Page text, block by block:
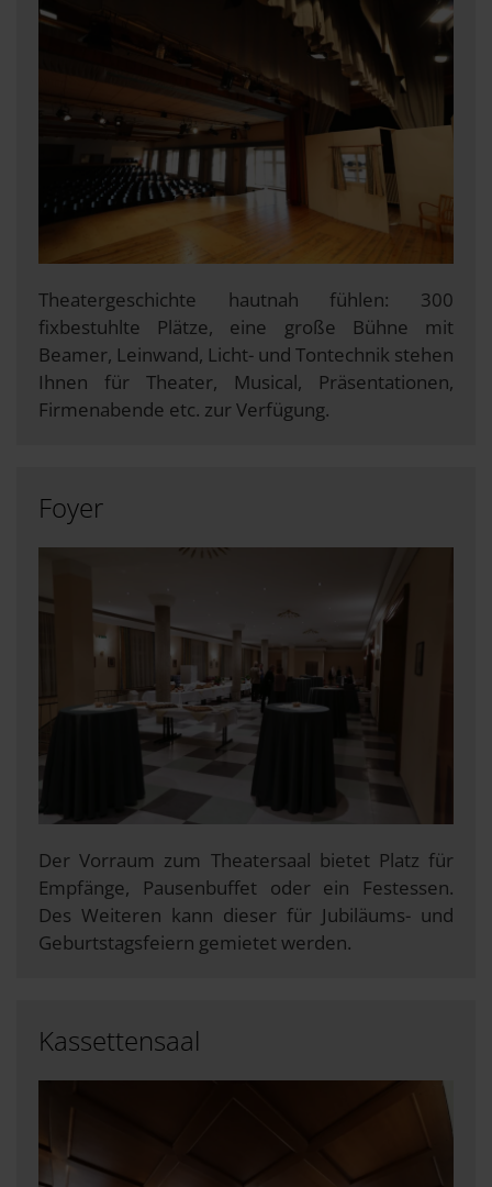
Theatergeschichte hautnah fühlen: 300
fixbestuhlte Plätze, eine große Bühne mit
Beamer, Leinwand, Licht- und Tontechnik stehen
Ihnen für Theater, Musical, Präsentationen,
Firmenabende etc. zur Verfügung.
Foyer
Der Vorraum zum Theatersaal bietet Platz für
Empfänge, Pausenbuffet oder ein Festessen.
Des Weiteren kann dieser für Jubiläums- und
Geburtstagsfeiern gemietet werden.
Kassettensaal